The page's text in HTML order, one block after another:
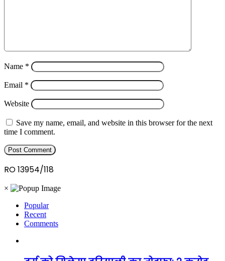
Name *
Email *
Website
Save my name, email, and website in this browser for the next
time I comment.
RO 13954/118
×
Popular
Recent
Comments